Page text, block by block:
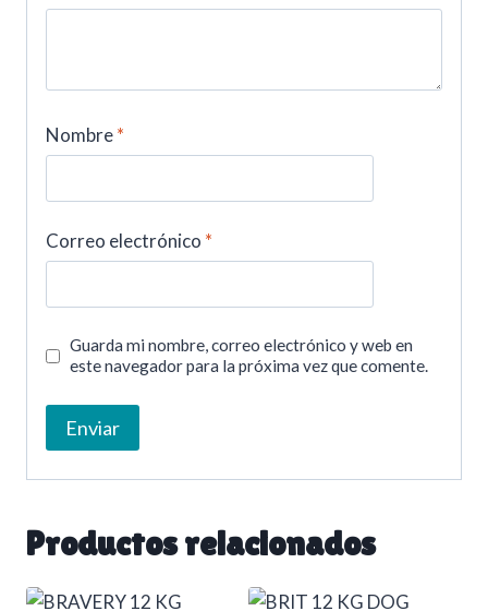
Nombre*
Correo electrónico *
Guarda mi nombre, correo electrónico y web en
este navegador para la próxima vez que comente.
Productos relacionados